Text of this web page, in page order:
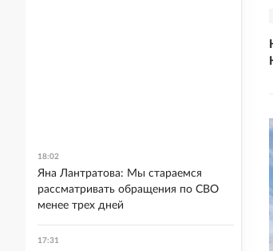
18:02
Яна Лантратова: Мы стараемся
рассматривать обращения по СВО
менее трех дней
17:31